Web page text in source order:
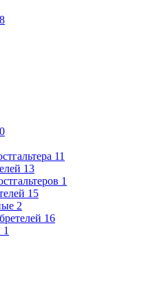
8
11
13
1
15
2
16
1